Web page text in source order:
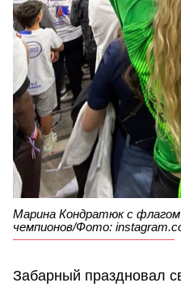
Марина Кондратюк с
чемпионов/Фото:
Забарный праздновал